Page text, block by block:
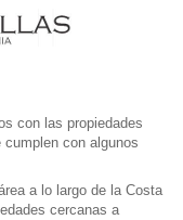
con las propiedades
con algunos
a lo largo de la Costa
cercanas a